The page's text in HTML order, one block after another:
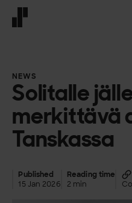
NEWS
Solitalle
merkittävä
Tanskassa
Published
15 Jan 2026
Reading time
2 min